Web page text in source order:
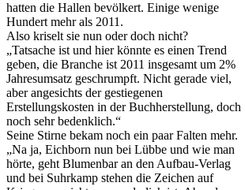
hatten die Hallen bevölkert. Einige wenige
Hundert mehr als 2011.
Also kriselt sie nun oder doch nicht?
„Tatsache ist und hier könnte es einen Trend
geben, die Branche ist 2011 insgesamt um 2%
Jahresumsatz geschrumpft. Nicht gerade viel,
aber angesichts der gestiegenen
Erstellungskosten in der Buchherstellung, doch
noch sehr bedenklich.“
Seine Stirne bekam noch ein paar Falten mehr.
„Na ja, Eichborn nun bei Lübbe und wie man
hörte, geht Blumenbar an den Aufbau-Verlag
und bei Suhrkamp stehen die Zeichen auf